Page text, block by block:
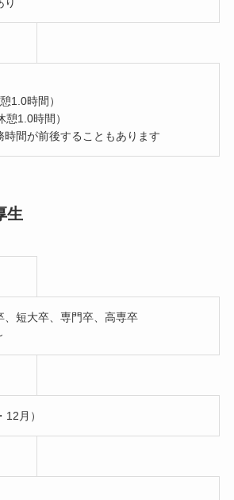
1.0時間）
憩1.0時間）
間が前後することもあります
生
、短大卒、専門卒、高専卒
月）